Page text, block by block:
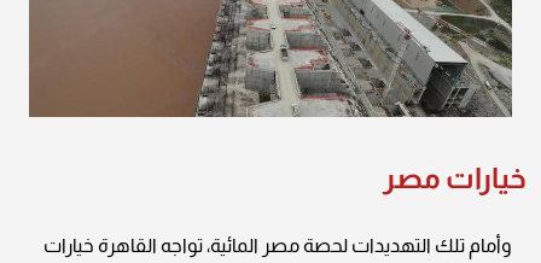
خيارات مصر
وأمام تلك التهديدات لحصة مصر المائية، تواجه القاهرة خيارات